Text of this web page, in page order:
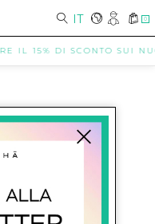
IT 0
IL 15% DI SCONTO SUI
I 301 Napoli